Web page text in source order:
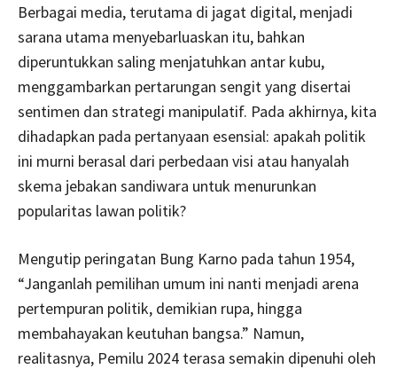
Berbagai media, terutama di jagat digital, menjadi
sarana utama menyebarluaskan itu, bahkan
diperuntukkan saling menjatuhkan antar kubu,
menggambarkan pertarungan sengit yang disertai
sentimen dan strategi manipulatif. Pada akhirnya, kita
dihadapkan pada pertanyaan esensial: apakah politik
ini murni berasal dari perbedaan visi atau hanyalah
skema jebakan sandiwara untuk menurunkan
popularitas lawan politik?
Mengutip peringatan Bung Karno pada tahun 1954,
“Janganlah pemilihan umum ini nanti menjadi arena
pertempuran politik, demikian rupa, hingga
membahayakan keutuhan bangsa.” Namun,
realitasnya, Pemilu 2024 terasa semakin dipenuhi oleh